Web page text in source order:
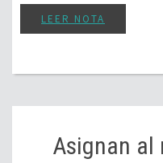
LEER NOTA
Asignan al